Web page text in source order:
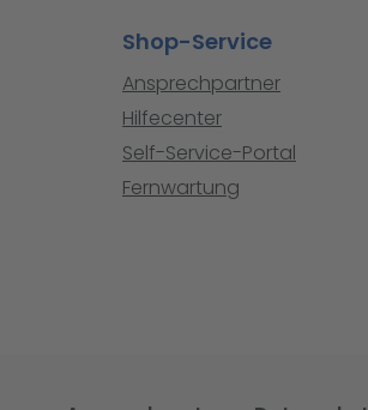
Shop-Service
Ansprechpartner
Hilfecenter
Self-Service-Portal
Fernwartung